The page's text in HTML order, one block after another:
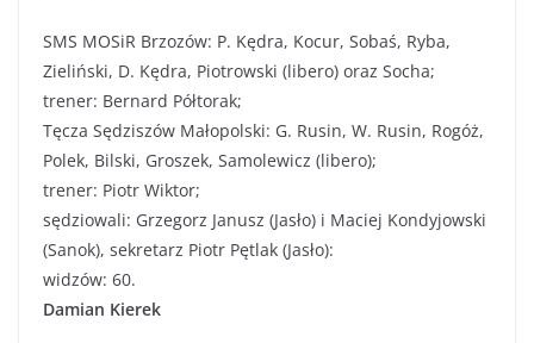
SMS MOSiR Brzozów: P. Kędra, Kocur, Sobaś, Ryba,
Zieliński, D. Kędra, Piotrowski (libero) oraz Socha;
trener: Bernard Półtorak;
Tęcza Sędziszów Małopolski: G. Rusin, W. Rusin, Rogóż,
Polek, Bilski, Groszek, Samolewicz (libero);
trener: Piotr Wiktor;
sędziowali: Grzegorz Janusz (Jasło) i Maciej Kondyjowski
(Sanok), sekretarz Piotr Pętlak (Jasło):
widzów: 60.
Damian Kierek